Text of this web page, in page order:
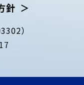
針
）